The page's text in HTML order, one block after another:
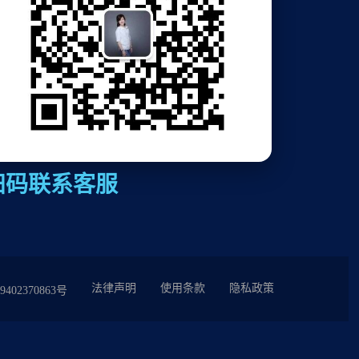
码联系客服
隐私政策
使用条款
法律声明
号